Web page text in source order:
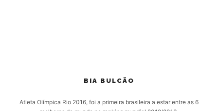
BIA BULCÃO
Atleta Olímpica Rio 2016, foi a primeira brasileira a estar entre as 6